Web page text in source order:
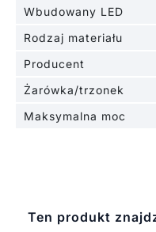
Wbudowany LED
Rodzaj materiału
Producent
Żarówka/trzonek
Maksymalna moc
Ten produkt